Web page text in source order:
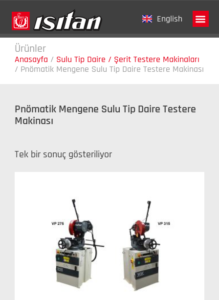
English
Ürünler
Anasayfa / Sulu Tip Daire / Şerit Testere Makinaları
/ Pnömatik Mengene Sulu Tip Daire Testere Makinası
Pnömatik Mengene Sulu Tip Daire Testere
Makinası
Tek bir sonuç gösteriliyor